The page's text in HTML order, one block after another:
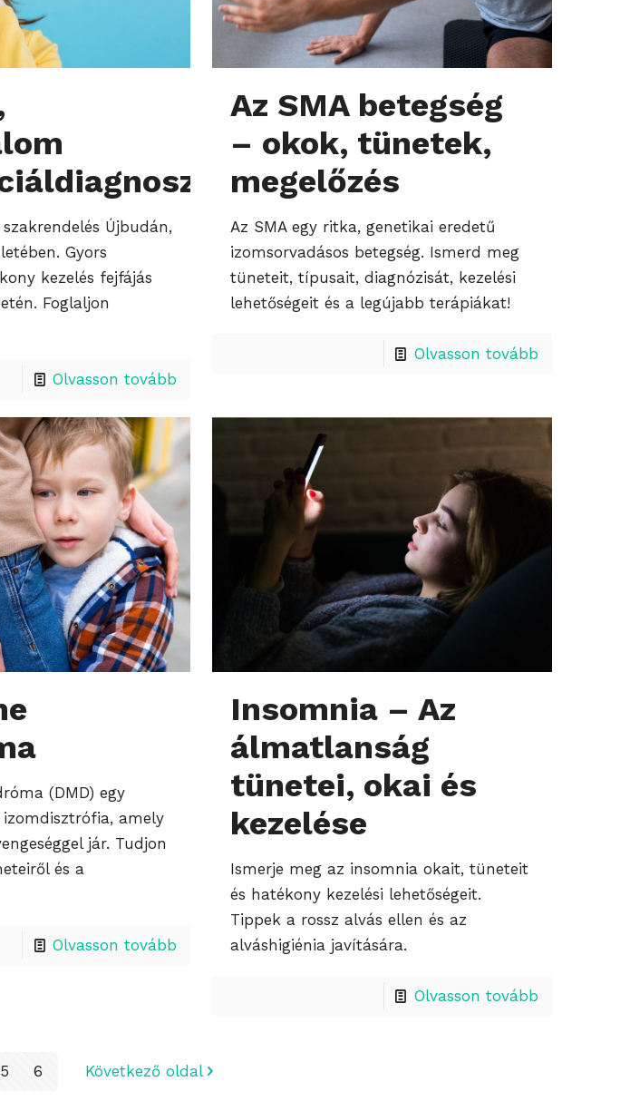
Újbudán,
Gyors
kezelés fejfájás
Foglaljon
Olvasson tovább
Az SMA betegség
– okok, tünetek,
megelőzés
Az SMA egy ritka, genetikai eredetű
izomsorvadásos betegség. Ismerd meg
tüneteit, típusait, diagnózisát, kezelési
lehetőségeit és a legújabb terápiákat!
Olvasson tovább
(DMD) egy
amely
jár. Tudjon
és a
Olvasson tovább
Insomnia – Az
álmatlanság
tünetei, okai és
kezelése
Ismerje meg az insomnia okait, tüneteit
és hatékony kezelési lehetőségeit.
Tippek a rossz alvás ellen és az
alváshigiénia javítására.
Olvasson tovább
5 6 Következő oldal